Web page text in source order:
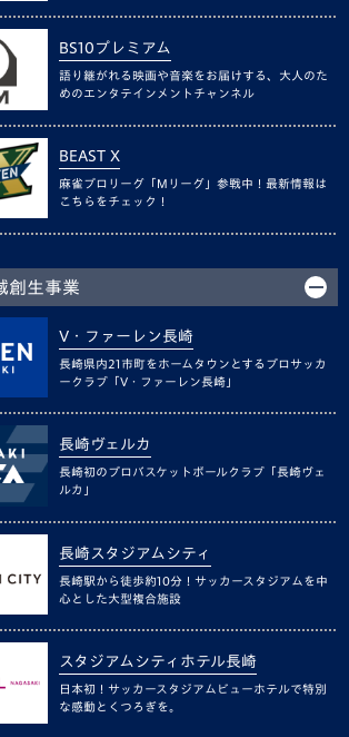
BS10プレミアム
語り継がれる映画や音楽をお届けする、大人のた
めのエンタテインメントチャンネル
BEAST X
麻雀プロリーグ「Mリーグ」参戦中！最新情報は
こちらをチェック！
創生事業
V・ファーレン長崎
長崎県内21市町をホームタウンとするプロサッカ
ークラブ「V・ファーレン長崎」
長崎ヴェルカ
長崎初のプロバスケットボールクラブ「長崎ヴェ
ルカ」
長崎スタジアムシティ
長崎駅から徒歩約10分！サッカースタジアムを中
心とした大型複合施設
スタジアムシティホテル長崎
日本初！サッカースタジアムビューホテルで特別
な感動とくつろぎを。